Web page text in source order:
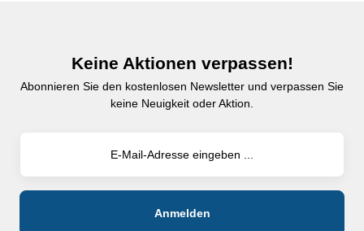
Keine Aktionen verpassen!
Abonnieren Sie den kostenlosen Newsletter und verpassen Sie
keine Neuigkeit oder Aktion.